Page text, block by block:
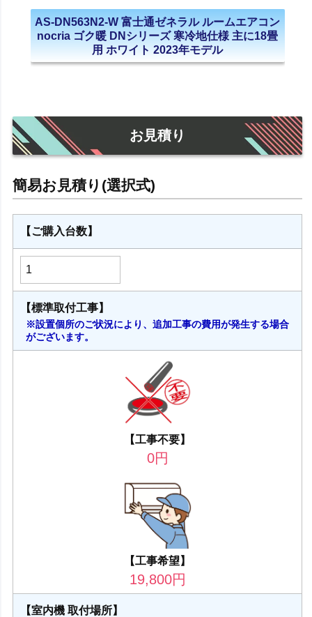
AS-DN563N2-W 富士通ゼネラル ルームエアコン
nocria ゴク暖 DNシリーズ 寒冷地仕様 主に18畳
用 ホワイト 2023年モデル
お見積り
【ご購入台数】
【標準取付工事】
※設置個所のご状況により、追加工事の費用が発生する場合
がございます。
【工事不要】
0円
【工事希望】
19,800円
【室内機 取付場所】